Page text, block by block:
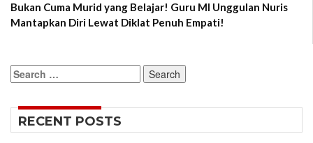
Bukan Cuma Murid yang Belajar! Guru MI Unggulan Nuris
Mantapkan Diri Lewat Diklat Penuh Empati!
Search
for:
RECENT POSTS